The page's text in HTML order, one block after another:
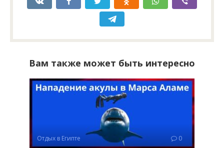
Вам также может быть интересно
Отдых в Египте 0